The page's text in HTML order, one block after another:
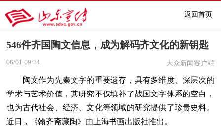
返回首页
546件齐国陶文信息，成为解码齐文化的新钥匙
06/01 09:34 大众新闻客户端
陶文作为先秦文字的重要遗存，具有多维度、深层次的
学术与艺术价值，其研究不仅填补了战国文字体系的空白，
也为古代社会、经济、文化等领域的研究提供了珍贵史料。
近日，《翰齐斋藏陶》由上海书画出版社推出。